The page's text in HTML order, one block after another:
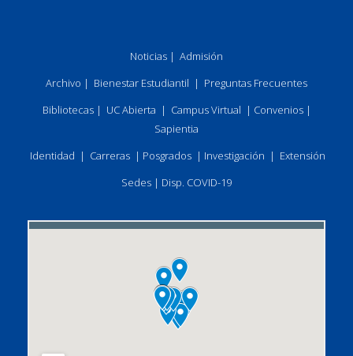
Noticias | Admisión
Archivo | Bienestar Estudiantil | Preguntas Frecuentes
Bibliotecas| UC Abierta | Campus Virtual | Convenios|
Sapientia
Identidad | Carreras | Posgrados | Investigación | Extensión
Sedes | Disp. COVID-19